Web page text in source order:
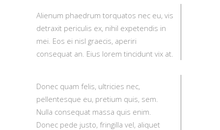
Alienum phaedrum torquatos nec eu, vis
detraxit periculis ex, nihil expetendis in
mei. Eos ei nisl graecis, aperiri
consequat an. Eius lorem tincidunt vix at.
Donec quam felis, ultricies nec,
pellentesque eu, pretium quis, sem.
Nulla consequat massa quis enim.
Donec pede justo, fringilla vel, aliquet